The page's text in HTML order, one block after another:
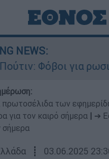
NEWS:
Φόβοι για
πρωτοσέλιδα των
για τον καιρό σήμερα
➔
σήμερα
┋ 03.06.2025